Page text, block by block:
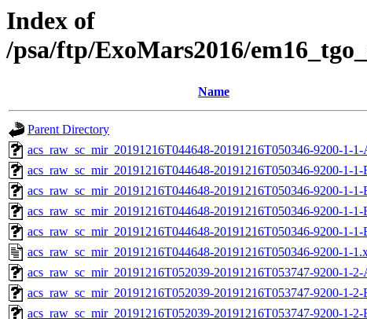
Index of
/psa/ftp/ExoMars2016/
Name
Parent Directory
acs_raw_sc_mir_20191216T044648-20191216T050346-9200-1-
acs_raw_sc_mir_20191216T044648-20191216T050346-9200-1-1-
acs_raw_sc_mir_20191216T044648-20191216T050346-9200-1-1-
acs_raw_sc_mir_20191216T044648-20191216T050346-9200-1-1-
acs_raw_sc_mir_20191216T044648-20191216T050346-9200-1-1-
acs_raw_sc_mir_20191216T044648-20191216T050346-9200-1-
acs_raw_sc_mir_20191216T052039-20191216T053747-9200-1-
acs_raw_sc_mir_20191216T052039-20191216T053747-9200-1-2-
acs_raw_sc_mir_20191216T052039-20191216T053747-9200-1-2-